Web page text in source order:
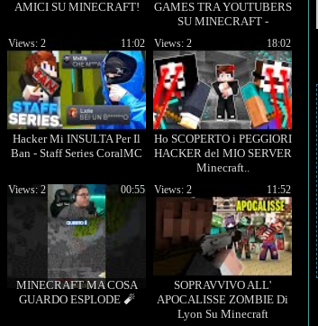
AMICI SU MINECRAFT!
GAMES TRA YOUTUBERS
SU MINECRAFT -
EPISODIO XXL
Hacker Mi INSULTA Per Il
Ban - Staff Series CoralMC
11:02
Views: 2
Ho SCOPERTO i PEGGIORI
HACKER del MIO SERVER
Minecraft..
18:02
Views: 2
MINECRAFT MA COSA
GUARDO ESPLODE 🧨
00:55
Views: 2
SOPRAVVIVO ALL'
APOCALISSE ZOMBIE Di
Lyon Su Minecraft
11:52
Views: 2